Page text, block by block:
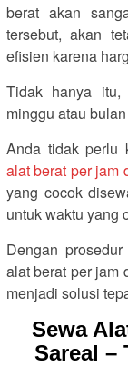
berat akan
tersebut, akan
efisien karena
Tidak hanya itu,
minggu atau
Anda tidak perlu
alat berat per jam
yang cocok
untuk waktu yang
Dengan
alat berat per jam
menjadi solusi
Sewa
Sareal –